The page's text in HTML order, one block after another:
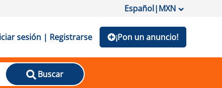
Español|MXN
sesión | Registrarse ¡Pon un anuncio!
Buscar